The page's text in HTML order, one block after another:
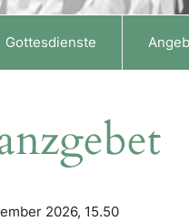
Gottesdienste
2026, 15.50